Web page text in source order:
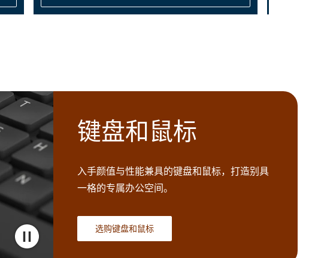
键盘和鼠标
入手颜值与性能兼具的键盘和鼠标，打造别具
一格的专属办公空间。
选购键盘和鼠标